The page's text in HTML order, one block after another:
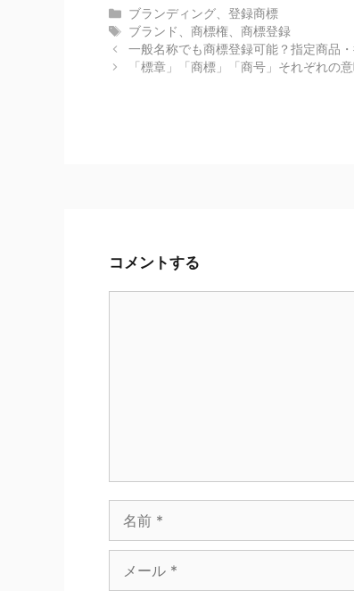
カ
テ
ゴ
リ
ブランディング、 登録商標
タ
グ
ブランド 、 商標権、 商標登録
一般名称でも商標登録可能？指定商品
「標章」「商標」「商号」それぞれの
コメントする
前